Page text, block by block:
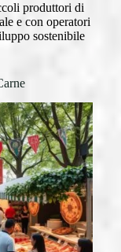
produttori di
e con operatori
sostenibile